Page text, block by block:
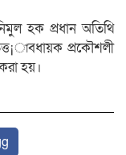
হক প্রধান অতিথি
প্রকৌশলী
হয়।